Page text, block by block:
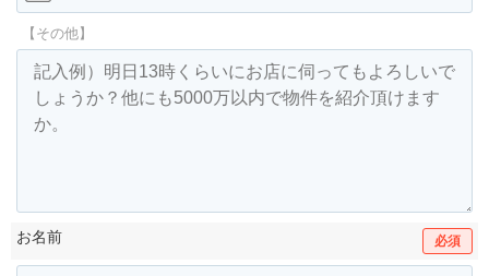
【その他】
お名前 必須